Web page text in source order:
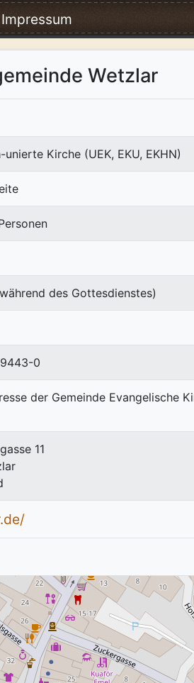
Impressum
Wetzlar
unierte Kirche (UEK, EKU, EKHN)
des Gottesdienstes)
0
11